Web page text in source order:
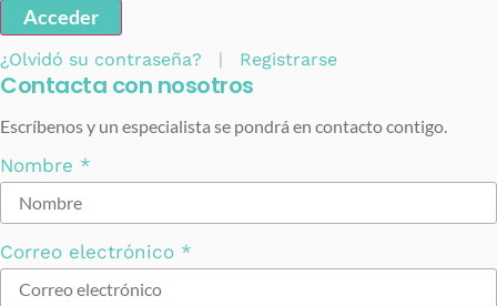
Acceder
¿Olvidó su contraseña? | Registrarse
Contacta con nosotros
Escríbenos y un especialista se pondrá en contacto contigo.
Nombre *
Correo electrónico *